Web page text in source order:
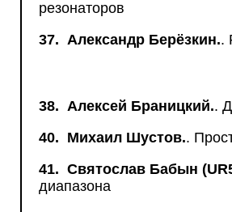
резонаторов
37. Александр Берёзкин..
38. Алексей Браницкий..
40. Михаил Шустов..
41. Святослав Бабын
диапазона